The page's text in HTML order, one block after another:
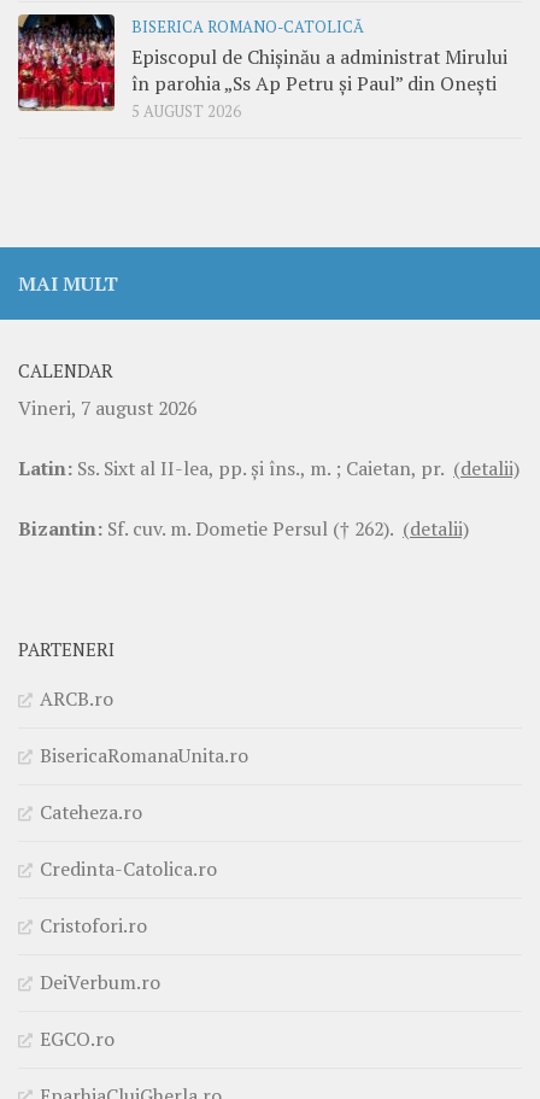
BISERICA ROMANO-CATOLICĂ
Episcopul de Chișinău a administrat Mirului
în parohia „Ss Ap Petru și Paul” din Onești
5 AUGUST 2026
MAI MULT
CALENDAR
Vineri, 7 august 2026
Latin: Ss. Sixt al II-lea, pp. şi îns., m. ; Caietan, pr. (detalii)
Bizantin: Sf. cuv. m. Dometie Persul († 262). (detalii)
PARTENERI
ARCB.ro
BisericaRomanaUnita.ro
Cateheza.ro
Credinta-Catolica.ro
Cristofori.ro
DeiVerbum.ro
EGCO.ro